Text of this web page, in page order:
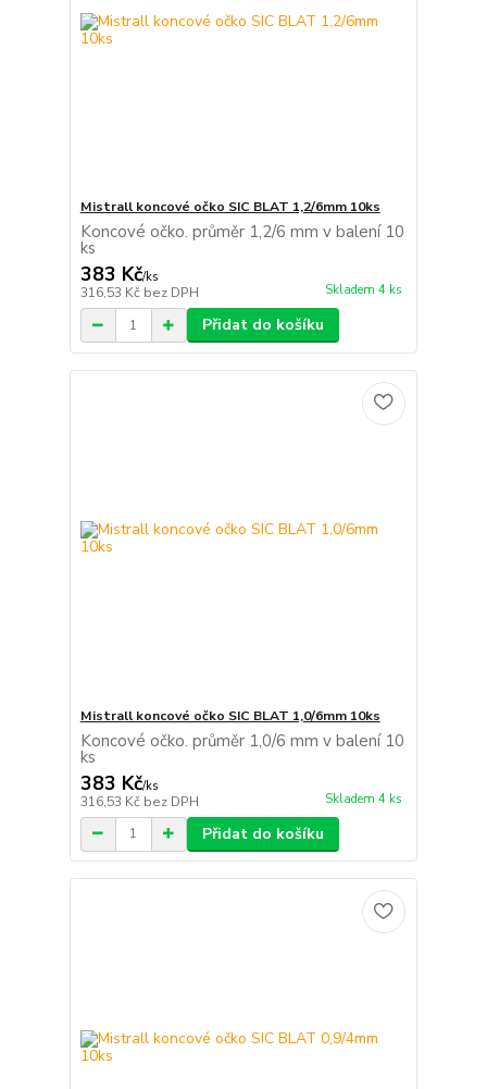
Mistrall koncové očko SIC BLAT 1,2/6mm 10ks
Koncové očko. průměr 1,2/6 mm v balení 10
ks
383 Kč/ks
316,53 Kč bez DPH Skladem 4 ks
Přidat do košíku
Mistrall koncové očko SIC BLAT 1,0/6mm 10ks
Koncové očko. průměr 1,0/6 mm v balení 10
ks
383 Kč/ks
316,53 Kč bez DPH Skladem 4 ks
Přidat do košíku